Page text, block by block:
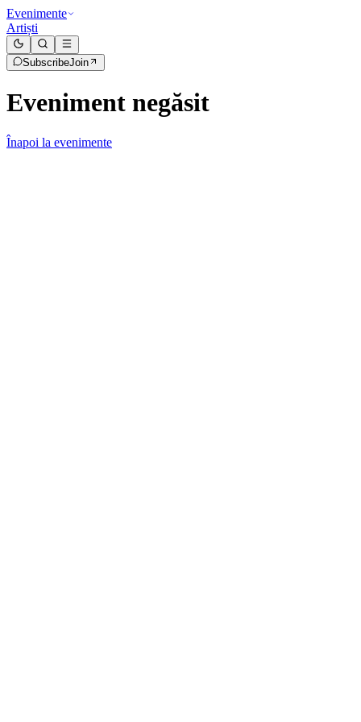
Evenimente
Artiști
SubscribeJoin
Eveniment negăsit
Înapoi la evenimente